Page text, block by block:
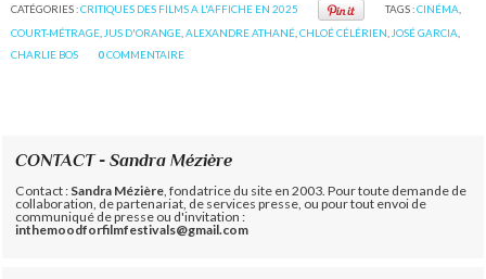
CATÉGORIES :CRITIQUES DES FILMS A L'AFFICHE EN 2025 TAGS :CINÉMA
COURT-MÉTRAGE,JUS D'ORANGE,ALEXANDRE ATHANÉ,CHLOÉ CÉLÉRIEN,JOSÉ GARCIA,
CHARLIE BOS
0COMMENTAIRE
CONTACT - Sandra Mézière
Contact : Sandra Mézière , fondatrice du site en 2003. Pour toute demande de
collaboration, de partenariat, de services presse, ou pour tout envoi de
communiqué de presse ou d'invitation :
inthemoodforfilmfestivals@gmail.com